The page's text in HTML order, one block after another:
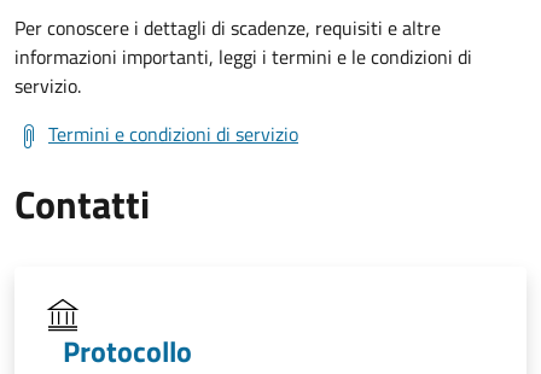
Per conoscere i dettagli di scadenze, requisiti e altre
informazioni importanti, leggi i termini e le condizioni di
servizio.
Termini e condizioni di servizio
Contatti
Protocollo